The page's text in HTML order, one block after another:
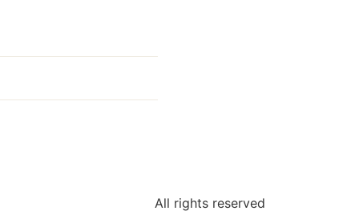
All rights reserved